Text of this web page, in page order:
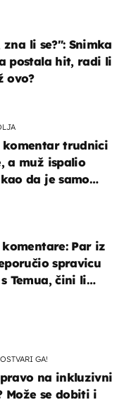
GA!
na inkluzivni
Može se dobiti i
li se?": Snimka
postala hit, radi li
ovo?
komentar trudnici
a muž ispalio
da je samo
Par iz
spravicu
Temua, čini li